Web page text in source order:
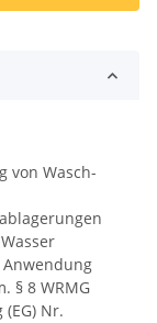
von Wasch-
§ 8 WRMG
Nr.